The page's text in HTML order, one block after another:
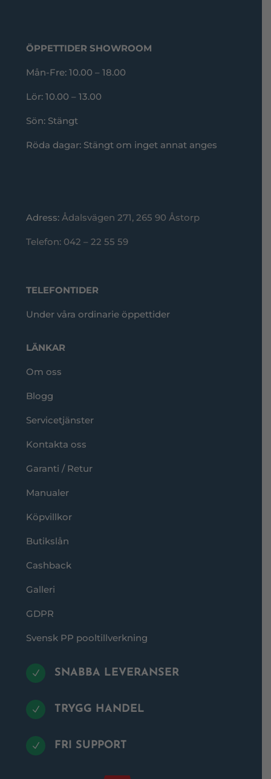
ÖPPETTIDER SHOWROOM
Mån-Fre: 10.00 – 18.00
Lör: 10.00 – 13.00
Sön: Stängt
Röda dagar: Stängt om inget annat anges
Adress: Ådalsvägen 271, 265 90 Åstorp
Telefon: 042 – 22 55 59
TELEFONTIDER
Under våra ordinarie öppettider
LÄNKAR
Om oss
Blogg
Servicetjänster
Kontakta oss
Garanti / Retur
Manualer
Köpvillkor
Butikslån
Cashback
Galleri
GDPR
Svensk PP pooltillverkning
N SNABBA LEVERANSER
N TRYGG HANDEL
N FRI SUPPORT